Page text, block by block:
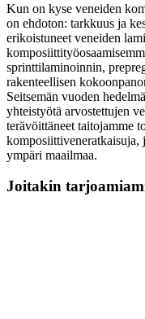
Kun on kyse veneiden
on ehdoton: tarkkuus ja
erikoistuneet veneiden
sprinttilaminoinnin,
rakenteellisen
Seitsemän vuoden
yhteistyötä arvostettujen
terävöittäneet taitojamme
komposiittiveneratkaisuja,
ympäri maailmaa.
Joitakin